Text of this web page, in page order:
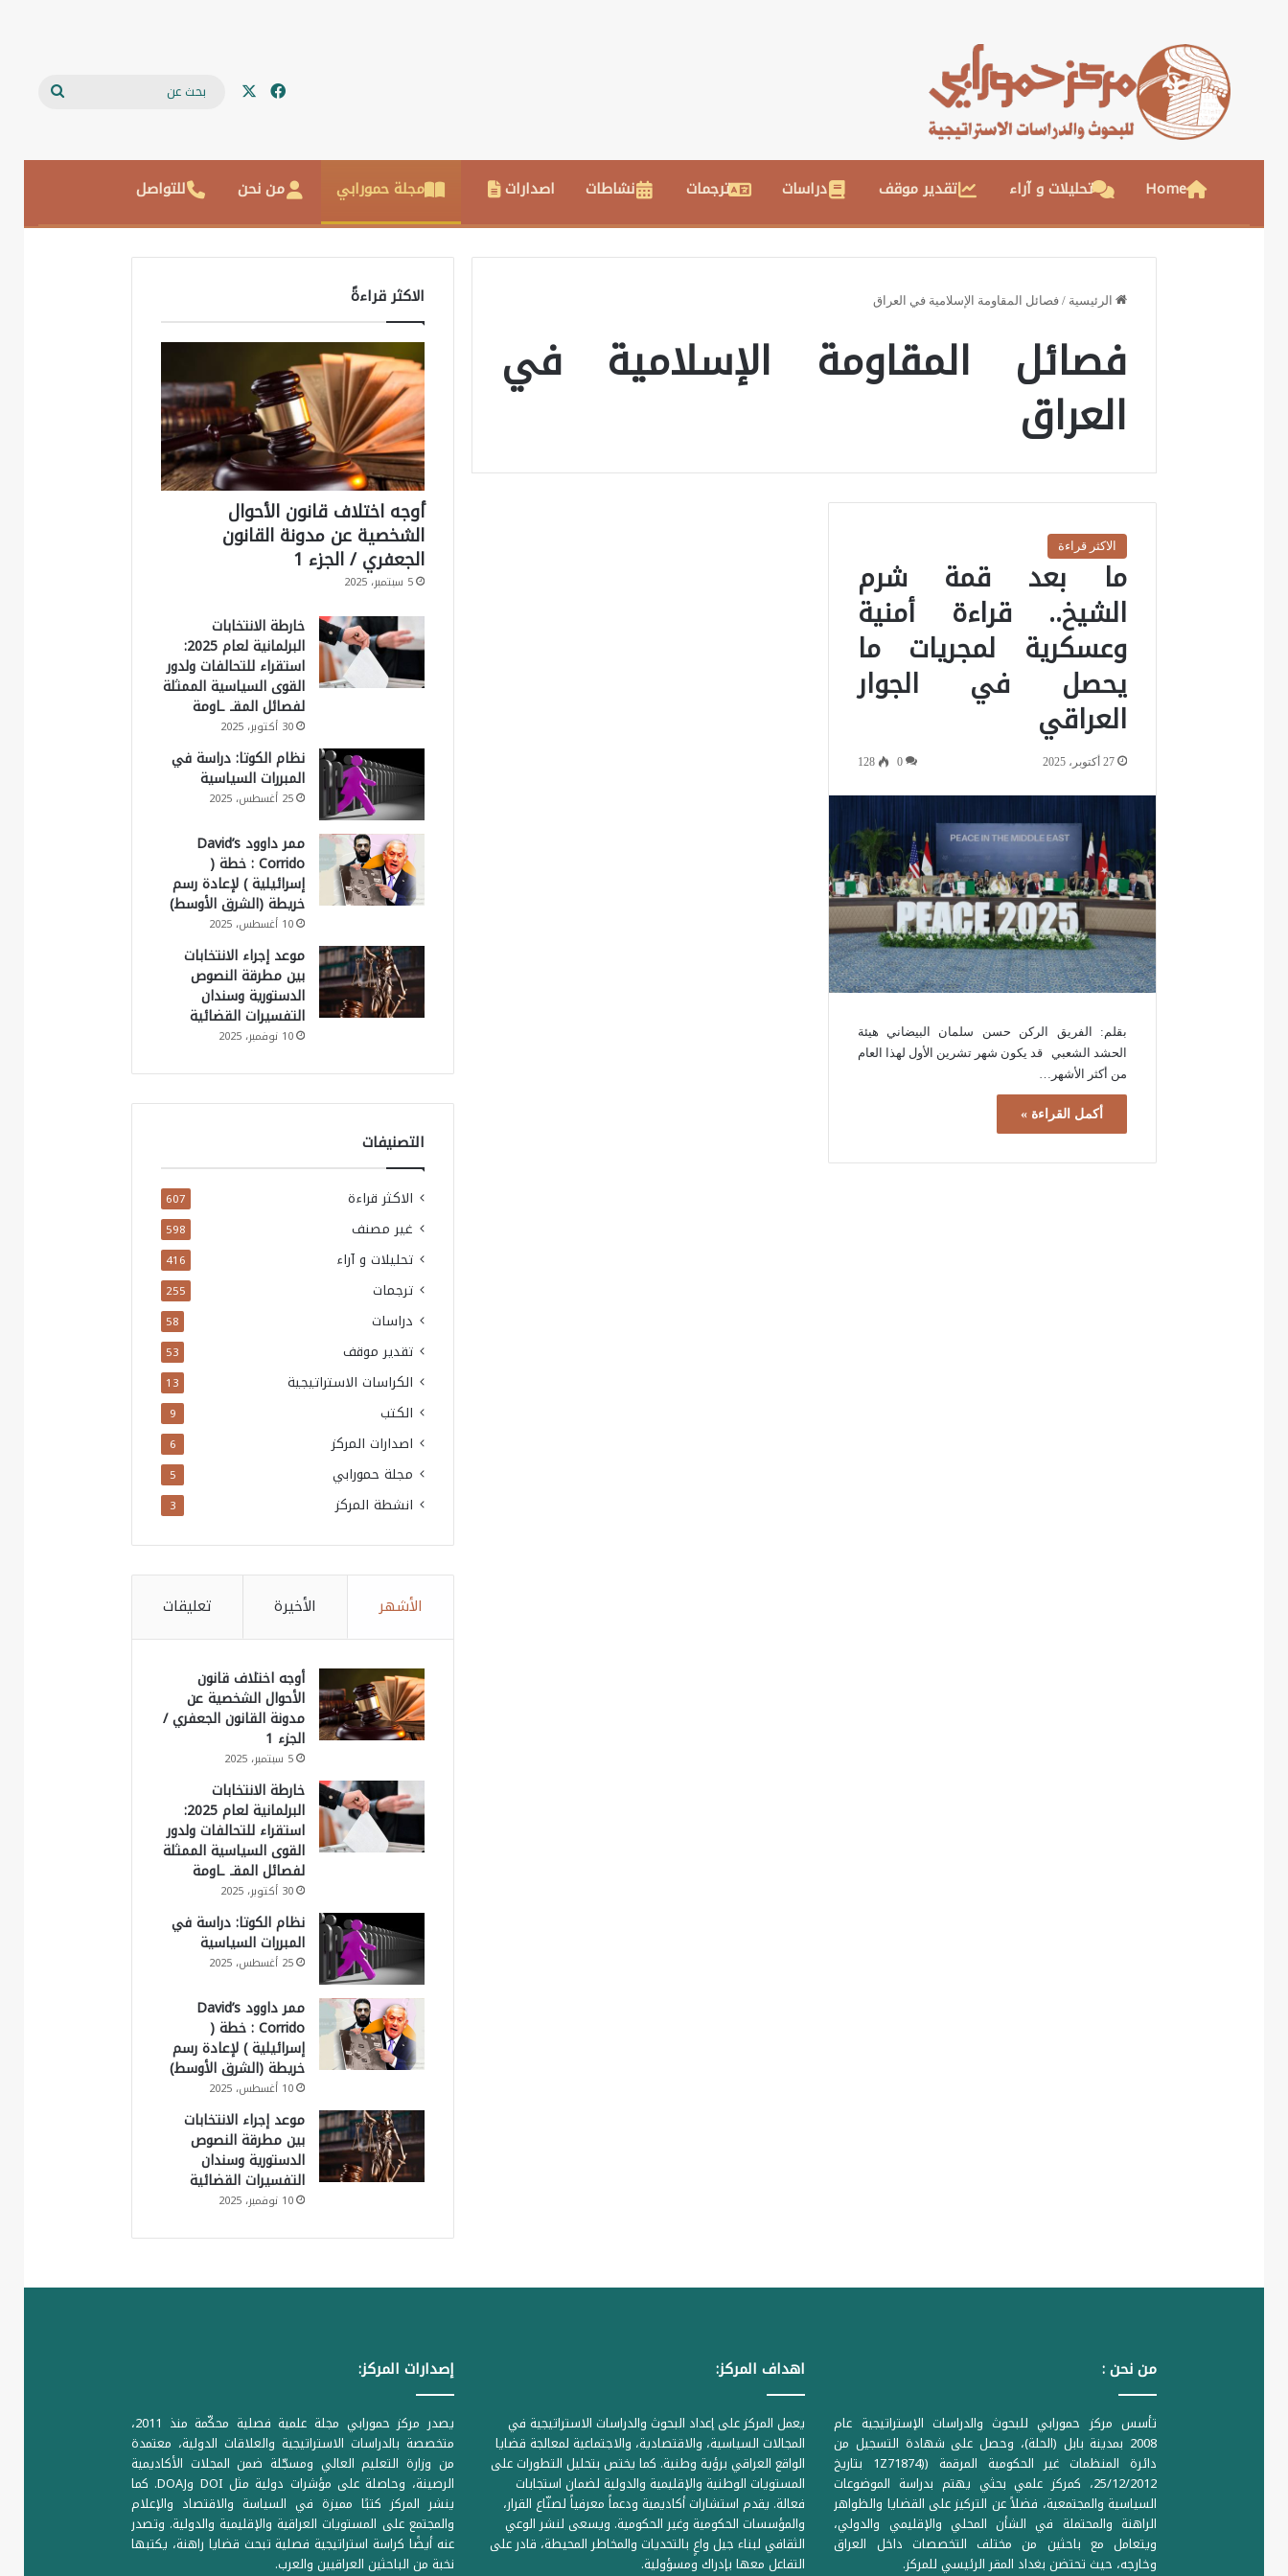
فيسبوك
Home تحليلات و آراء تقدير موقف دراسات ترجمات نشاطات اصدارات مجلة حمورابي من نحن للتواصل
الرئيسية / فصائل المقاومة الإسلامية في العراق
فصائل المقاومة الإسلامية في
العراق
الاكثر قراءة
ما بعد قمة شرم
الشيخ.. قراءة أمنية
وعسكرية لمجريات ما
يحصل في الجوار
العراقي
27 أكتوبر، 2025 0
128
بقلم: الفريق الركن حسن سلمان البيضاني هيئة
الحشد الشعبي قد يكون شهر تشرين الأول لهذا العام
من أكثر الأشهر…
أكمل القراءة »
الاكثر قراءةً
أوجه اختلاف قانون الأحوال
الشخصية عن مدونة القانون
الجعفري / الجزء 1
5 سبتمبر، 2025
خارطة الانتخابات
البرلمانية لعام 2025:
استقراء للتحالفات ولدور
القوى السياسية الممثلة
لفصائل المقـ ـاومة
30 أكتوبر، 2025
نظام الكوتا: دراسة في
المبررات السياسية
25 أغسطس، 2025
ممر داوود David’s
Corrido : خطة (
إسرائيلية ) لإعادة رسم
خريطة (الشرق الأوسط)
10 أغسطس، 2025
موعد إجراء الانتخابات
بين مطرقة النصوص
الدستورية وسندان
التفسيرات القضائية
10 نوفمبر، 2025
التصنيفات
الاكثر قراءة 607
غير مصنف 598
تحليلات و آراء 416
ترجمات 255
دراسات 58
تقدير موقف 53
الكراسات الاستراتيجية 13
الكتب 9
اصدارات المركز 6
مجلة حمورابي 5
انشطة المركز 3
الأشهر الأخيرة تعليقات
أوجه اختلاف قانون
الأحوال الشخصية عن
مدونة القانون الجعفري /
الجزء 1
5 سبتمبر، 2025
خارطة الانتخابات
البرلمانية لعام 2025:
استقراء للتحالفات ولدور
القوى السياسية الممثلة
لفصائل المقـ ـاومة
30 أكتوبر، 2025
نظام الكوتا: دراسة في
المبررات السياسية
25 أغسطس، 2025
ممر داوود David’s
Corrido : خطة (
إسرائيلية ) لإعادة رسم
خريطة (الشرق الأوسط)
10 أغسطس، 2025
موعد إجراء الانتخابات
بين مطرقة النصوص
الدستورية وسندان
التفسيرات القضائية
10 نوفمبر، 2025
من نحن :
تأسس مركز حمورابي للبحوث والدراسات الإستراتيجية عام
2008 بمدينة بابل (الحلة)، وحصل على شهادة التسجيل من
دائرة المنظمات غير الحكومية المرقمة ((1Z71874 بتاريخ
25/12/2012، كمركز علمي بحثي يهتم بدراسة الموضوعات
السياسية والمجتمعية، فضلاً عن التركيز على القضايا والظواهر
الراهنة والمحتملة في الشأن المحلي والإقليمي والدولي،
ويتعامل مع باحثين من مختلف التخصصات داخل العراق
وخارجه، حيث تحتضن بغداد المقر الرئيسي للمركز.
اهداف المركز:
يعمل المركز على إعداد البحوث والدراسات الاستراتيجية في
المجالات السياسية، والاقتصادية، والاجتماعية لمعالجة قضايا
الواقع العراقي برؤية وطنية. كما يختص بتحليل التطورات على
المستويات الوطنية والإقليمية والدولية لضمان استجابات
فعالة. يقدم استشارات أكاديمية ودعماً معرفياً لصنّاع القرار،
والمؤسسات الحكومية وغير الحكومية. ويسعى لنشر الوعي
الثقافي لبناء جيل واعٍ بالتحديات والمخاطر المحيطة، قادر على
التفاعل معها بإدراك ومسؤولية.
إصدارات المركز:
يصدر مركز حمورابي مجلة علمية فصلية محكّمة منذ 2011،
متخصصة بالدراسات الاستراتيجية والعلاقات الدولية، معتمدة
من وزارة التعليم العالي ومسجّلة ضمن المجلات الأكاديمية
الرصينة، وحاصلة على مؤشرات دولية مثل DOI وDOAJ. كما
ينشر المركز كتبًا مميزة في السياسة والاقتصاد والإعلام
والمجتمع على المستويات العراقية والإقليمية والدولية. وتصدر
عنه أيضًا كراسة استراتيجية فصلية تبحث قضايا راهنة، يكتبها
نخبة من الباحثين العراقيين والعرب.